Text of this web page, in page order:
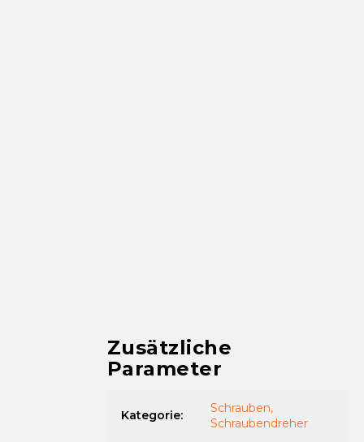
Zusätzliche
Parameter
Kategorie:
Schrauben,
Schraubendreher